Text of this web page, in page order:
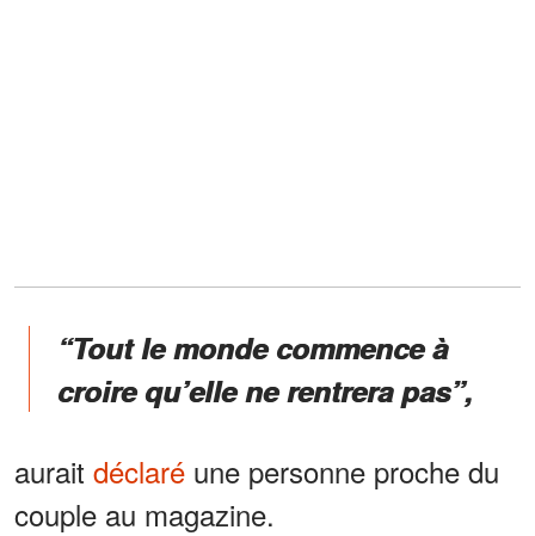
“Tout le monde commence à
croire qu’elle ne rentrera pas”,
aurait déclaré une personne proche du
couple au magazine.